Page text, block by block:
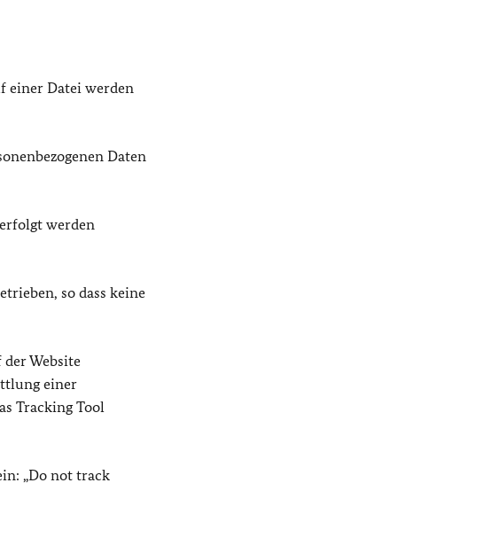
einer Datei werden
Daten
werden
so dass keine
Website
einer
Tracking Tool
„Do not track